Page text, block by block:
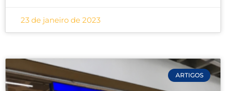
23 de janeiro de 2023
ARTIGOS